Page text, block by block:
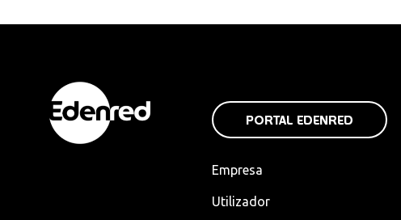
PORTAL EDENRED
Empresa
Utilizador